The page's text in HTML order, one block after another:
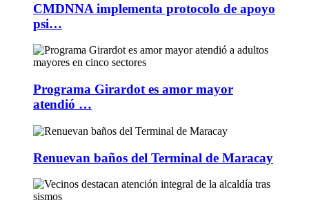
CMDNNA implementa protocolo de apoyo
psi…
Programa Girardot es amor mayor
atendió …
Renuevan baños del Terminal de Maracay